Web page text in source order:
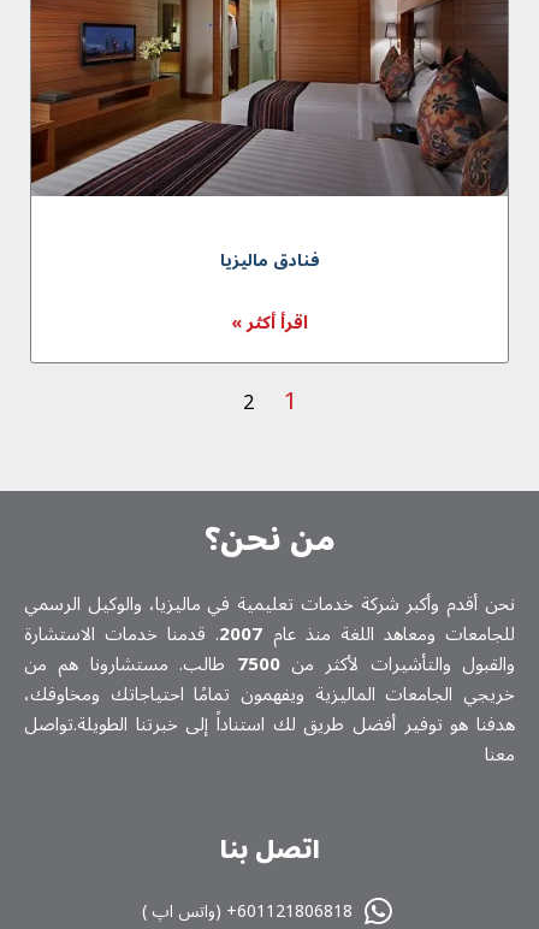
فنادق مالیزیا
اقرأ أكثر »
1
2
من نحن؟
نحن أقدم وأكبر شركة خدمات تعلیمیة في ماليزيا، والوكيل الرسمي
للجامعات ومعاهد اللغة منذ عام 2007. قدمنا خدمات الاستشارة
والقبول والتأشيرات لأكثر من7500 طالب. مستشارونا هم من
خريجي الجامعات الماليزية ويفهمون تمامًا احتياجاتك ومخاوفك،
هدفنا هو توفير أفضل طريق لك استناداً إلى خبرتنا الطويلة.تواصل
معنا
اتصل بنا
601121806818+ (واتس اپ )